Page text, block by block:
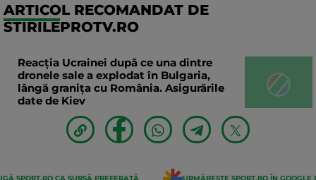
ARTICOL RECOMANDAT DE
STIRILEPROTV.RO
Reacția Ucrainei după ce una dintre
dronele sale a explodat în Bulgaria,
lângă granița cu România. Asigurările
date de Kiev